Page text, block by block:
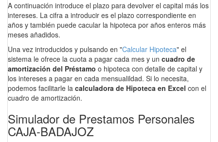
A continuación introduce el plazo para devolver el capital más los
intereses. La cifra a introducir es el plazo correspondiente en
años y también puede cacular la hipoteca por años enteros más
meses añadidos.
Una vez introducidos y pulsando en "Calcular Hipoteca" el
sistema le ofrece la cuota a pagar cada mes y un cuadro de
amortización del Préstamo o hipoteca con detalle de capital y
los intereses a pagar en cada mensualildad. Si lo necesita,
podemos facilitarle la calculadora de Hipoteca en Excel con el
cuadro de amortización.
Simulador de Prestamos Personales
CAJA-BADAJOZ